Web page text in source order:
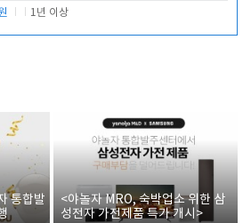
1년 이상
통합발
<야놀자 MRO, 숙박업소 위한 삼
성전자 가전제품 특가 개시>